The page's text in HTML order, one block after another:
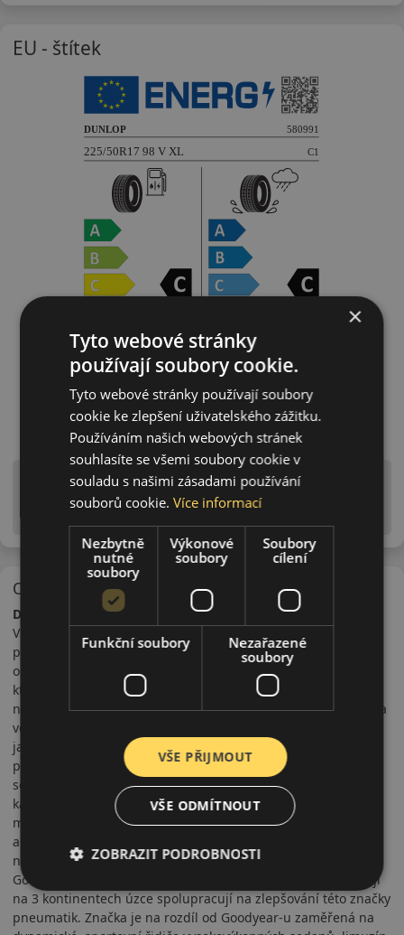
O značce
Dunlop
V roce 1890 byla v irském Dublinu otevřena první továrna na
pneumatiky v Evropě. V začátcích to nebyla pneumatika na
osobní auto ale na jednoduchou tříkolku. Dunlop je značka,
která změnila historii. Jako první vyrobila pneumatiku s
nafukovací duší. Postupným vývojem pneumatiky se prosadila
ve sportovních kláních a zapsala se ve sportovních médiích,
jako přelomový bod. Továrny na výrobu pneumatik Dunlop se
postupně rozrostly po celém světě. Cílem firmy je bezpečně a
se sportovní charakteristikou přenést vyšší výkon na
každodenní cesty, zúročením poznatků získaných v
motošporte. Po sloučení evropské a americké části Dunlop s
americkým koncernem Goodyear se firma stala třetím
největším výrobcem pneumatik na světě pod názvem
Goodyear Dunlop Tires BV. Všichni zaměstnanci, kteří pracují
na 3 kontinentech úzce spolupracují na zlepšování této značky
pneumatik. Značka je na rozdíl od Goodyear-u zaměřená na
EU - štítek
Upozornění! Hodnoty na štítku jsou pouze
informativního charakteru. Mohou být dodány pneumatiky
×
Tyto webové stránky
používají soubory cookie.
Tyto webové stránky používají soubory
cookie ke zlepšení uživatelského zážitku.
Používáním našich webových stránek
souhlasíte se všemi soubory cookie v
souladu s našimi zásadami používání
souborů cookie.Více informací
Nezbytně
nutné
soubory
Výkonové
soubory
Soubory
cílení
Funkční soubory
Nezařazené
soubory
VŠE PŘIJMOUT
VŠE ODMÍTNOUT
ZOBRAZIT PODROBNOSTI